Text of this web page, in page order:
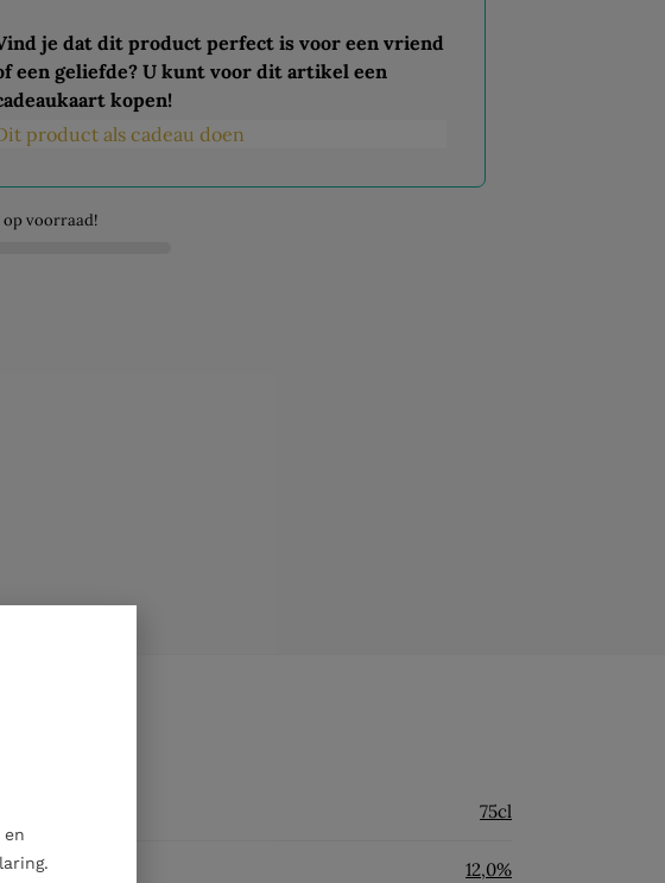
je dat dit product perfect is voor een vriend
een geliefde? U kunt voor dit artikel een
kopen!
product als cadeau doen
op voorraad!
75cl
12,0%